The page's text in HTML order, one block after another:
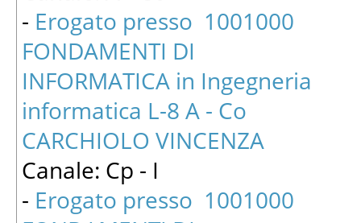
- Erogato presso 1001000
FONDAMENTI DI
INFORMATICA in Ingegneria
informatica L-8 A - Co
CARCHIOLO VINCENZA
Canale: Cp - I
- Erogato presso 1001000